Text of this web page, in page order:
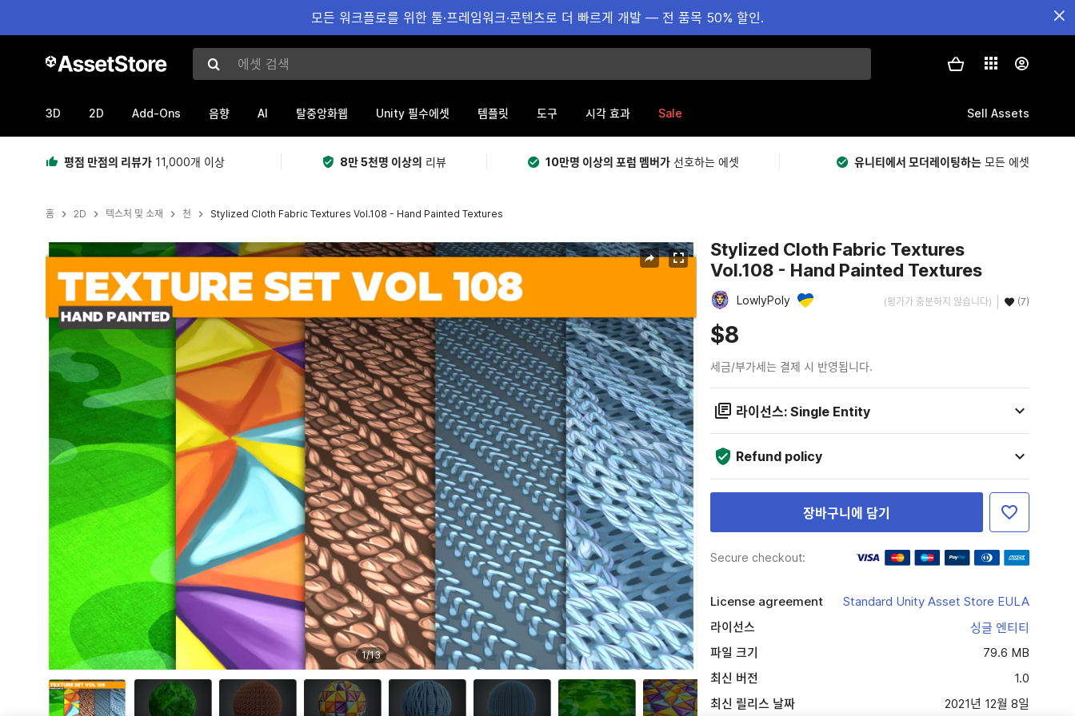
모든 워크플로를 위한 툴·프레임워크·콘텐츠로 더 빠르게 개발 — 전 품목 50% 할인.
에셋 검색
3D 2D Add-Ons 음향 AI 탈중앙화웹 Unity 필수에셋 템플릿 도구 시각 효과 Sale Sell Assets
평점 만점의 리뷰가 11,000개 이상 8만 5천명 이상의 리뷰 10만명 이상의 포럼 멤버가 선호하는 에셋 유니티에서 모더레이팅하는 모든 에셋
홈 2D 텍스처 및 소재 천 Stylized Cloth Fabric Textures Vol.108 - Hand Painted Textures
현재 슬라이드: 1 / 13
1/13
Stylized Cloth Fabric Textures
Vol.108 - Hand Painted Textures
LowlyPoly (평가가 충분하지 않습니다) (7)
$8
세금/부가세는 결제 시 반영됩니다.
라이선스: Single Entity
Refund policy
장바구니에 담기
Secure checkout:
License agreement
Standard Unity Asset Store EULA
라이선스
싱글 엔티티
파일 크기
79.6 MB
최신 버전
1.0
최신 릴리스 날짜
2021년 12월 8일